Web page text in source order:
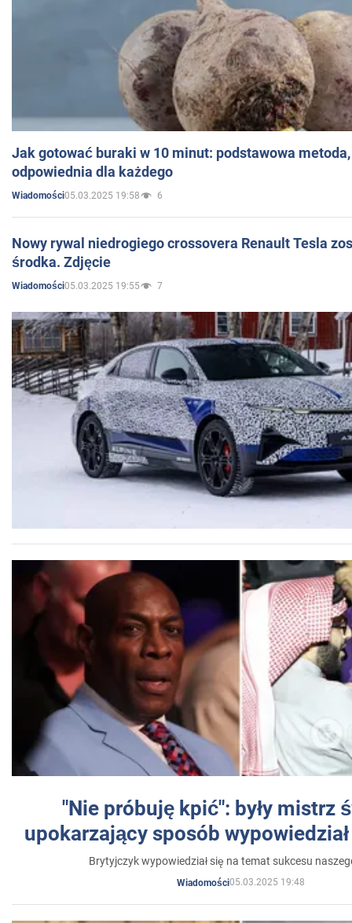
Jak gotować buraki w 10 minut: podstawowa
odpowiednia dla każdego
Wiadomości05.03.2025 19:58 6
Nowy rywal niedrogiego crossovera Renault Tesla
środka. Zdjęcie
Wiadomości05.03.2025 19:55 7
"Nie próbuję kpić": były mistrz
upokarzający sposób
Brytyjczyk wypowiedział się na temat sukcesu
Wiadomości05.03.2025 19:48